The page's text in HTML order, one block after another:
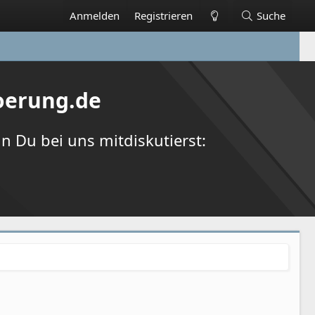
Anmelden Registrieren Suche
Du bei uns mitdiskutierst: